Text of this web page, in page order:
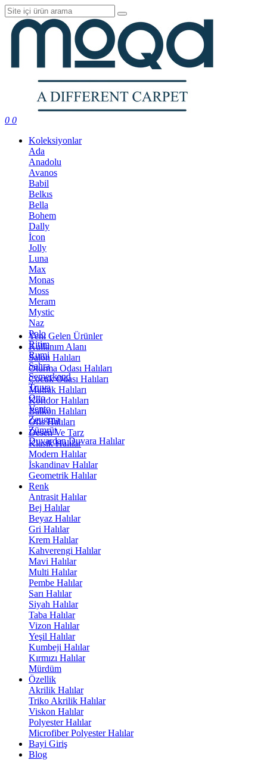
0 0
Koleksiyonlar
Ada
Anadolu
Avanos
Babil
Belkıs
Bella
Bohem
Dally
İcon
Jolly
Luna
Max
Monas
Moss
Meram
Mystic
Naz
Polo
Ritim
Rumi
Sahra
Semerkand
Truva
Otto
Vento
Zeugma
Zümrüt
Duvardan Duvara Halılar
Yeni Gelen Ürünler
Kullanım Alanı
Salon Halıları
Oturma Odası Halıları
Çocuk Odası Halıları
Mutfak Halıları
Koridor Halıları
Balkon Halıları
Ofis Halıları
Desen Ve Tarz
Klasik Halılar
Modern Halılar
İskandinav Halılar
Geometrik Halılar
Renk
Antrasit Halılar
Bej Halılar
Beyaz Halılar
Gri Halılar
Krem Halılar
Kahverengi Halılar
Mavi Halılar
Multi Halılar
Pembe Halılar
Sarı Halılar
Siyah Halılar
Taba Halılar
Vizon Halılar
Yeşil Halılar
Kumbeji Halılar
Kırmızı Halılar
Mürdüm
Özellik
Akrilik Halılar
Triko Akrilik Halılar
Viskon Halılar
Polyester Halılar
Microfiber Polyester Halılar
Bayi Giriş
Blog